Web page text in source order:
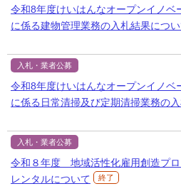
令和8年度けいはんなオープンイノベ
に係る建物管理業務の入札結果につ
入札・業者公募
令和8年度けいはんなオープンイノベ
に係る日常清掃及び定期清掃業務の
入札・業者公募
令和８年度 地域活性化雇用創造プ
レンタルについて
終了